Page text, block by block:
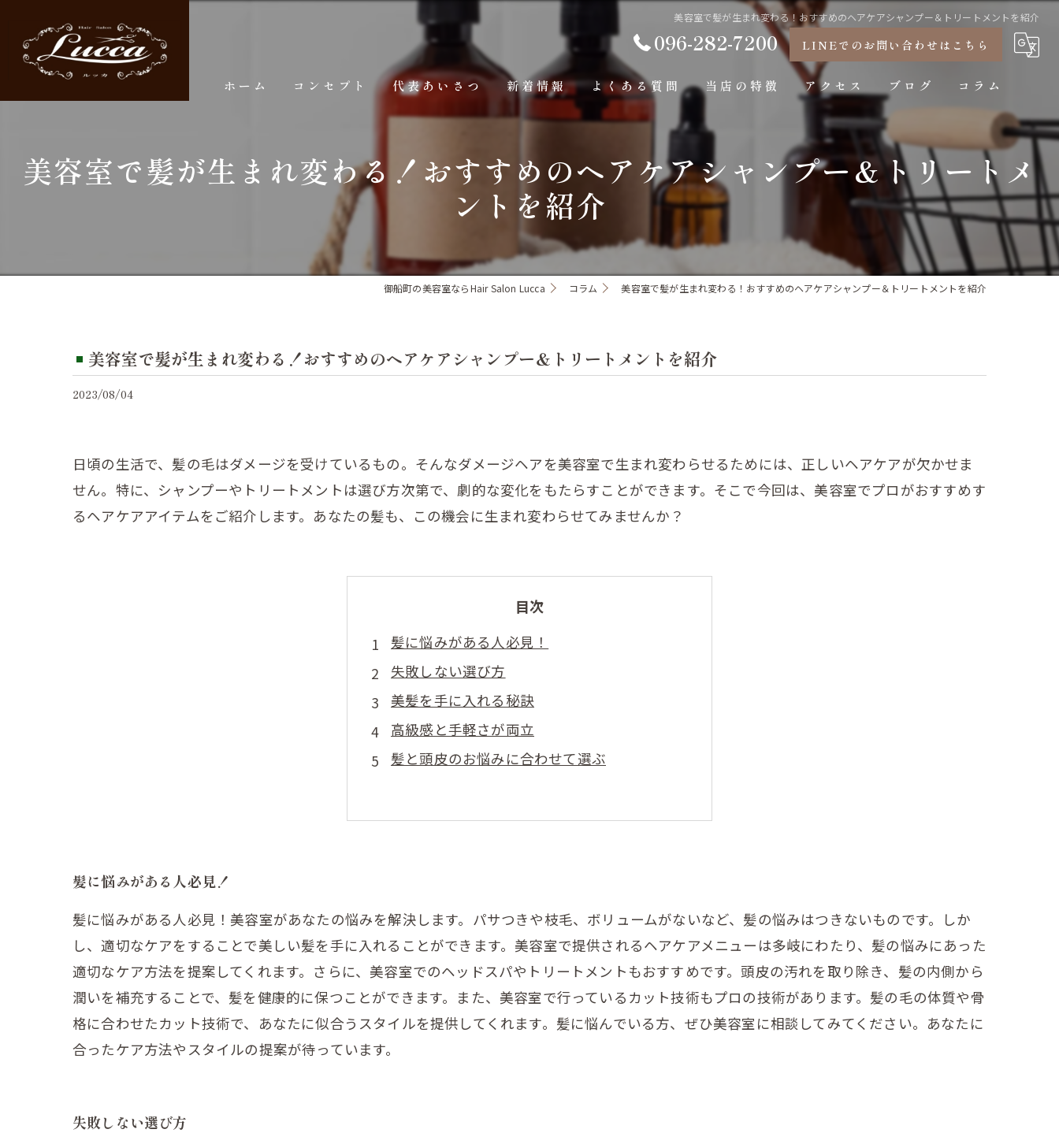
美容室で髪が生まれ変わる！おすすめのヘアケアシャンプー＆トリートメントを紹介
096-282-7200 LINEでのお問い合わせはこちら
ホーム コンセプト 代表あいさつ 新着情報 よくある質問 当店の特徴
メンズ
縮毛矯正
カラー
パーマ
アクセス ブログ コラム
美容室で髪が生まれ変わる！おすすめのヘアケアシャンプー＆トリートメ
ントを紹介
御船町の美容室ならHair Salon Lucca コラム 美容室で髪が生まれ変わる！おすすめのヘアケアシャンプー＆トリートメントを紹介
美容室で髪が生まれ変わる！おすすめのヘアケアシャンプー＆トリートメントを紹介
2023/08/04
日頃の生活で、髪の毛はダメージを受けているもの。そんなダメージヘアを美容室で生まれ変わらせるためには、正しいヘアケアが欠かせま
せん。特に、シャンプーやトリートメントは選び方次第で、劇的な変化をもたらすことができます。そこで今回は、美容室でプロがおすすめす
るヘアケアアイテムをご紹介します。あなたの髪も、この機会に生まれ変わらせてみませんか？
目次
髪に悩みがある人必見！
失敗しない選び方
美髪を手に入れる秘訣
高級感と手軽さが両立
髪と頭皮のお悩みに合わせて選ぶ
髪に悩みがある人必見！
髪に悩みがある人必見！美容室があなたの悩みを解決します。パサつきや枝毛、ボリュームがないなど、髪の悩みはつきないものです。しか
し、適切なケアをすることで美しい髪を手に入れることができます。美容室で提供されるヘアケアメニューは多岐にわたり、髪の悩みにあった
適切なケア方法を提案してくれます。さらに、美容室でのヘッドスパやトリートメントもおすすめです。頭皮の汚れを取り除き、髪の内側から
潤いを補充することで、髪を健康的に保つことができます。また、美容室で行っているカット技術もプロの技術があります。髪の毛の体質や骨
格に合わせたカット技術で、あなたに似合うスタイルを提供してくれます。髪に悩んでいる方、ぜひ美容室に相談してみてください。あなたに
合ったケア方法やスタイルの提案が待っています。
失敗しない選び方